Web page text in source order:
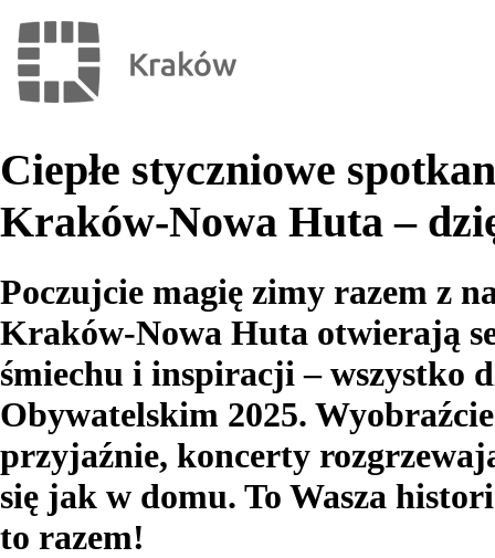
Ciepłe styczniowe
Kraków-Nowa Huta –
Poczujcie magię zimy razem z
Kraków-Nowa Huta otwierają
śmiechu i inspiracji – wszystko
Obywatelskim 2025.
przyjaźnie, koncerty
się jak w domu. To Wasza
to razem!